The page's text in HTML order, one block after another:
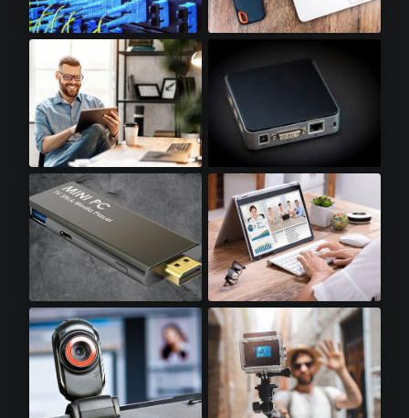
平板电脑​ 迷你电脑​
迷你电脑棒​ 笔记本电脑​